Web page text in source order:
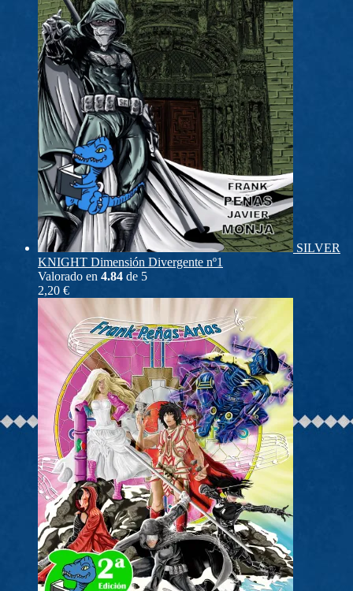
SILVER
KNIGHT Dimensión Divergente nº1
Valorado en 4.84 de 5
2,20 €